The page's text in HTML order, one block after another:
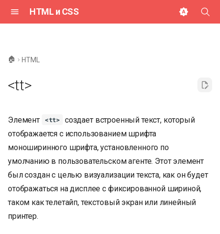
HTML и CSS
ц
а
л
з
а
🏠 HTML
<tt>
Элемент <tt>
создает встроенный текст, который
отображается с использованием шрифта
моноширинного шрифта, установленного по
умолчанию в пользовательском агенте. Этот элемент
был создан с целью визуализации текста, как он будет
отображаться на дисплее с фиксированной шириной,
таком как телетайп, текстовый экран или линейный
принтер.